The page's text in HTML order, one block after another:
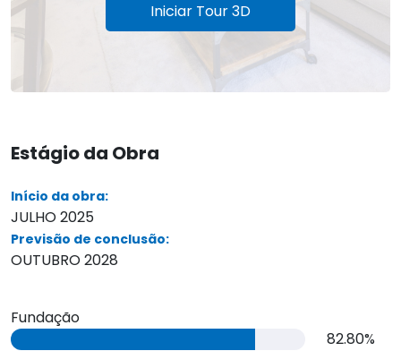
Iniciar Tour 3D
Estágio da Obra
Início da obra:
JULHO 2025
Previsão de conclusão:
OUTUBRO 2028
Fundação
82.80%